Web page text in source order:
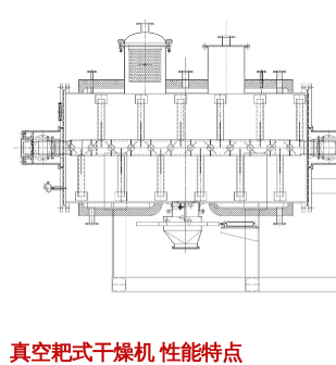
真空耙式干燥机 性能特点